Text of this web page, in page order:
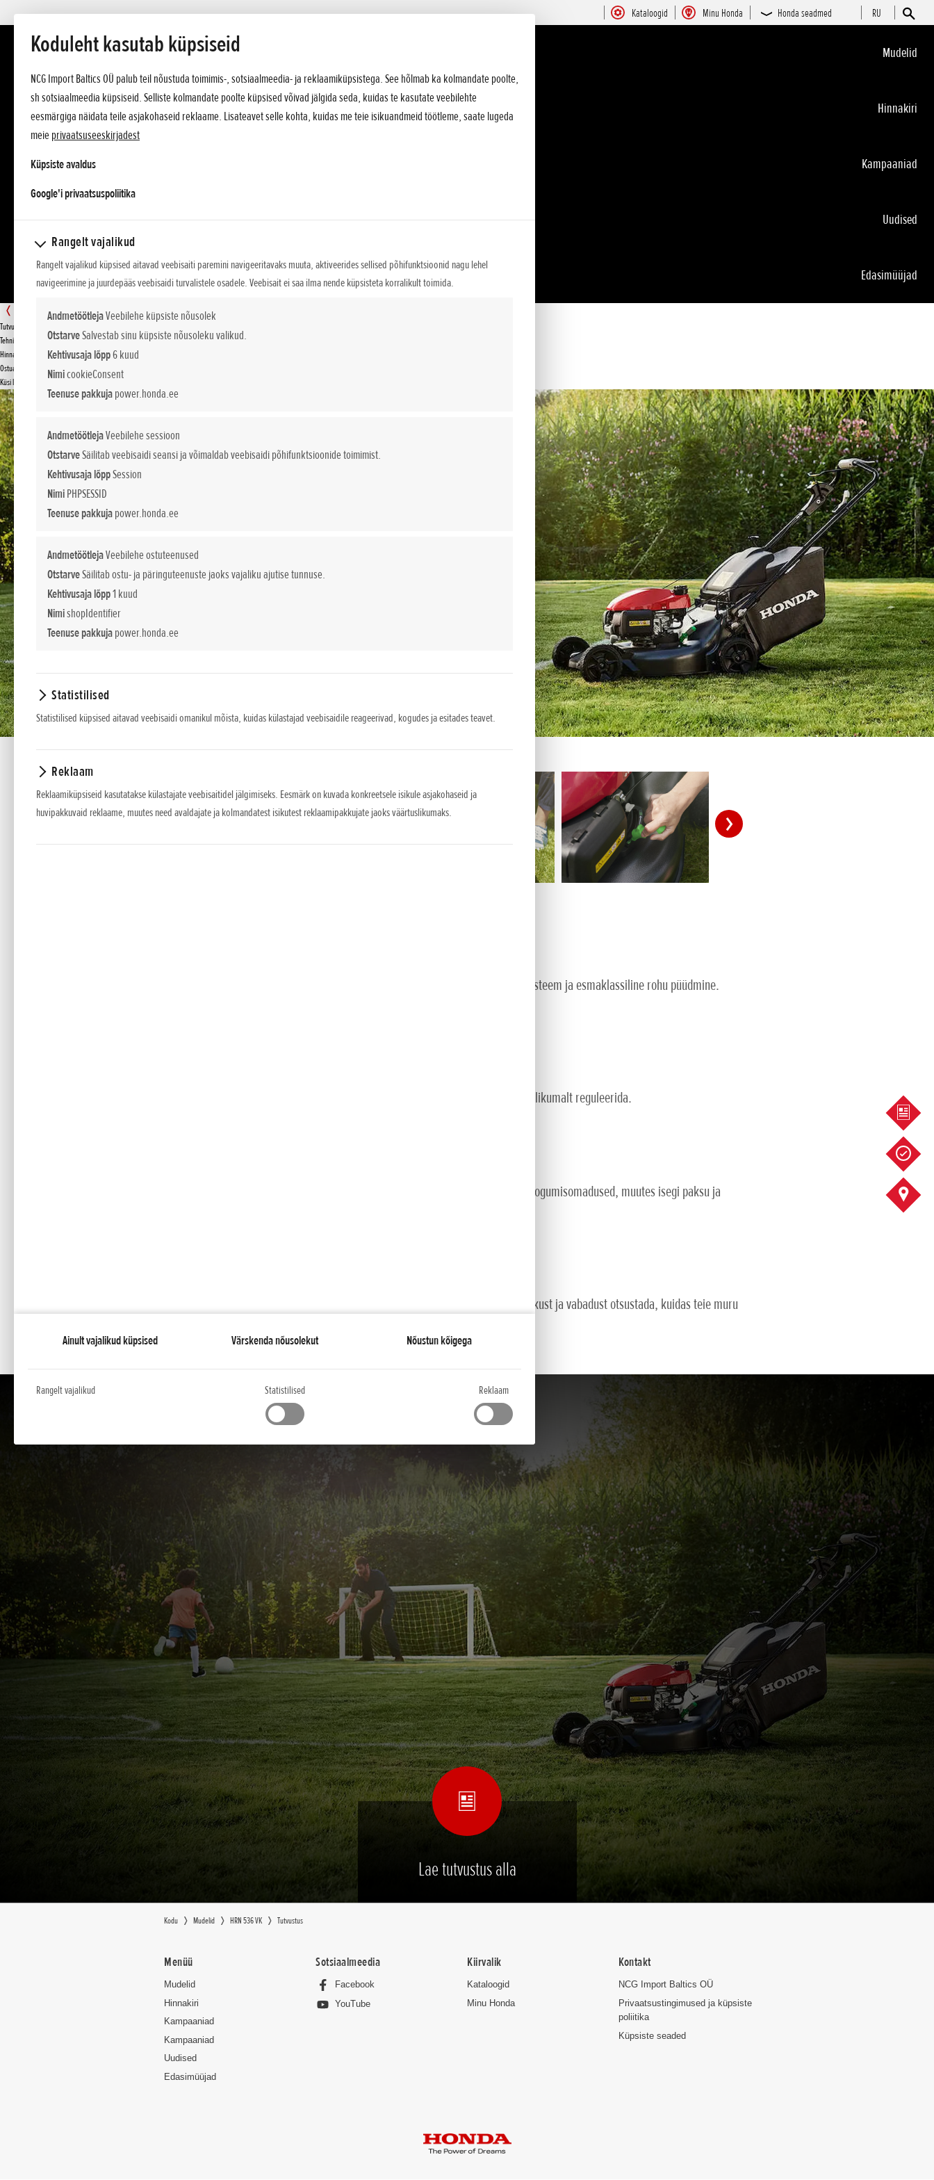
Koduleht kasutab küpsiseid
NCG Import Baltics OÜ palub teil nõustuda toimimis-, sotsiaalmeedia- ja reklaamiküpsistega. See hõlmab ka kolmandate poolte,
sh sotsiaalmeedia küpsiseid. Selliste kolmandate poolte küpsised võivad jälgida seda, kuidas te kasutate veebilehte
eesmärgiga näidata teile asjakohaseid reklaame. Lisateavet selle kohta, kuidas me teie isikuandmeid töötleme, saate lugeda
meieprivaatsuseeskirjadest
Küpsiste avaldus
Google'i privaatsuspoliitikaopens in a new tab
Rangelt vajalikud
Rangelt vajalikud küpsised aitavad veebisaiti paremini navigeeritavaks muuta, aktiveerides sellised põhifunktsioonid nagu lehel
navigeerimine ja juurdepääs veebisaidi turvalistele osadele. Veebisait ei saa ilma nende küpsisteta korralikult toimida.
AndmetöötlejaVeebilehe küpsiste nõusolek
OtstarveSalvestab sinu küpsiste nõusoleku valikud.
Kehtivusaja lõpp6 kuud
NimicookieConsent
Teenuse pakkujapower.honda.ee
AndmetöötlejaVeebilehe sessioon
OtstarveSäilitab veebisaidi seansi ja võimaldab veebisaidi põhifunktsioonide toimimist.
Kehtivusaja lõppSession
NimiPHPSESSID
Teenuse pakkujapower.honda.ee
AndmetöötlejaVeebilehe ostuteenused
OtstarveSäilitab ostu- ja päringuteenuste jaoks vajaliku ajutise tunnuse.
Kehtivusaja lõpp1 kuud
NimishopIdentifier
Teenuse pakkujapower.honda.ee
Statistilised
Statistilised küpsised aitavad veebisaidi omanikul mõista, kuidas külastajad veebisaidile reageerivad, kogudes ja esitades teavet.
Reklaam
Reklaamiküpsiseid kasutatakse külastajate veebisaitidel jälgimiseks. Eesmärk on kuvada konkreetsele isikule asjakohaseid ja
huvipakkuvaid reklaame, muutes need avaldajate ja kolmandatest isikutest reklaamipakkujate jaoks väärtuslikumaks.
Ainult vajalikud küpsised Värskenda nõusolekut Nõustun kõigega
Rangelt vajalikud Statistilised Reklaam
Kataloogid Minu Honda Honda seadmed RU
Mudelid
Hinnakiri
Kampaaniad
Uudised
Edasimüüjad
HRN 536 VK
Tutvustus
Tehnilised andmed
Hinnakiri
Ostuabi
Küsi lisa
KÜSI
HRN-seeriat iseloomustavad Smart Drive® kiiruse reguleerimine, Versamow ™ selektiivne multšimissüsteem ja esmaklassiline rohu püüdmine.
Ergonoomilise disainiga kiirusregulaator koos täiustatud pöidlakangidega võimaldab kiirust veelgi tundlikumalt reguleerida.
Täiustatud lõikekorpuse disain ja muljetavaldav 70-liitrine kotimaht tagavad teile oma klassi parimad kogumisomadused, muutes isegi paksu ja
Käepidemest niidetud muruni: iga meie HRN-seeria uuenduslik funktsioon annab teile rohkem paindlikkust ja vabadust otsustada, kuidas teie muru
Lae tutvustus alla
Kodu Mudelid HRN 536 VK Tutvustus
Menüü
Mudelid
Hinnakiri
Kampaaniad
Kampaaniad
Uudised
Edasimüüjad
Sotsiaalmeedia
Facebook
YouTube
Kiirvalik
Kataloogid
Minu Honda
Kontakt
NCG Import Baltics OÜ
Privaatsustingimused ja küpsiste
poliitika
Küpsiste seaded